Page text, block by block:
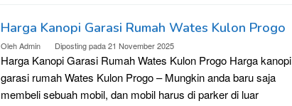
Harga Kanopi Garasi Rumah Wates Kulon Progo
OlehAdmin Diposting pada21 November 2025
Harga Kanopi Garasi Rumah Wates Kulon Progo Harga kanopi
garasi rumah Wates Kulon Progo – Mungkin anda baru saja
membeli sebuah mobil, dan mobil harus di parker di luar